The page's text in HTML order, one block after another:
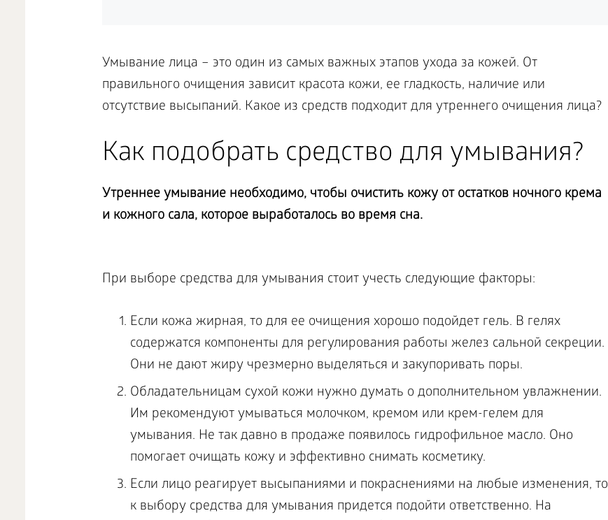
Умывание лица – это один из самых важных этапов ухода за кожей. От
правильного очищения зависит красота кожи, ее гладкость, наличие или
отсутствие высыпаний. Какое из средств подходит для утреннего очищения лица?
Как подобрать средство для умывания?
Утреннее умывание необходимо, чтобы очистить кожу от остатков ночного крема
и кожного сала, которое выработалось во время сна.
При выборе средства для умывания стоит учесть следующие факторы:
Если кожа жирная, то для ее очищения хорошо подойдет гель. В гелях
содержатся компоненты для регулирования работы желез сальной секреции.
Они не дают жиру чрезмерно выделяться и закупоривать поры.
Обладательницам сухой кожи нужно думать о дополнительном увлажнении.
Им рекомендуют умываться молочком, кремом или крем-гелем для
умывания. Не так давно в продаже появилось гидрофильное масло. Оно
помогает очищать кожу и эффективно снимать косметику.
Если лицо реагирует высыпаниями и покраснениями на любые изменения, то
к выбору средства для умывания придется подойти ответственно. На